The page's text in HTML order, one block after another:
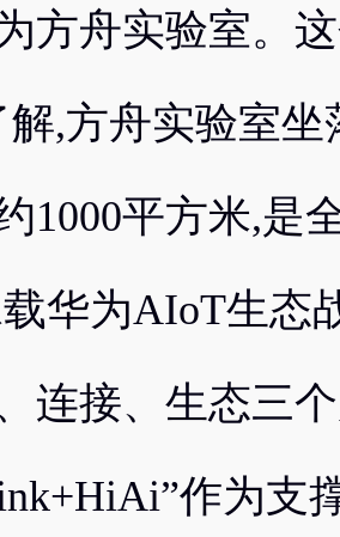
方舟实验室。
解,方舟实验室
1000平方米,是
华为AIoT生态
连接、生态三
作为支